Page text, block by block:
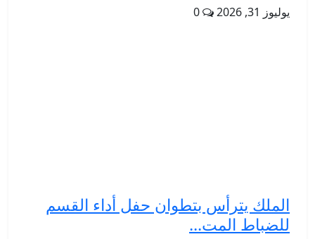
يوليوز 31, 2026 0
الملك يترأس بتطوان حفل أداء القسم
للضباط المت...